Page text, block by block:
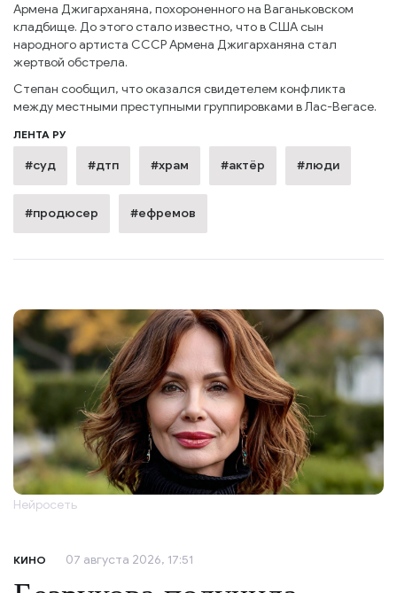
Армена Джигарханяна, похороненного на Ваганьковском
кладбище. До этого стало известно, что в США сын
народного артиста СССР Армена Джигарханяна стал
жертвой обстрела.
Степан сообщил, что оказался свидетелем конфликта
между местными преступными группировками в Лас-Вегасе.
ЛЕНТА РУ
#суд #дтп #храм #актёр #люди
#продюсер #ефремов
Нейросеть
КИНО 07 августа 2026, 17:51